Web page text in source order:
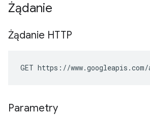
Żądanie
Żądanie HTTP
GET https://
Parametry